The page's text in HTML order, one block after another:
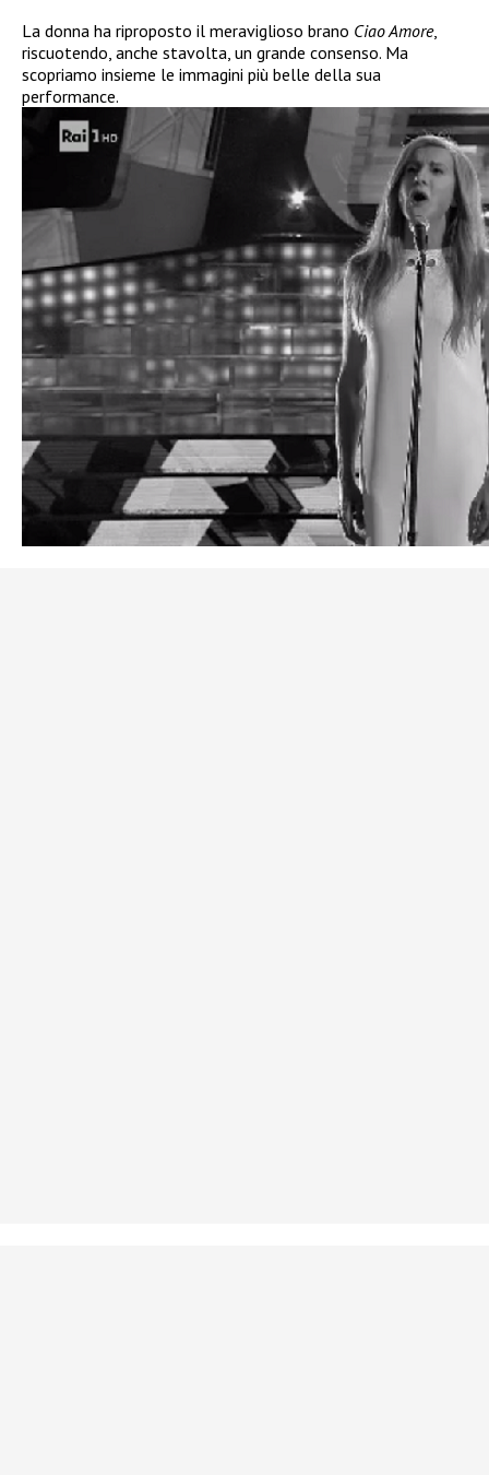
La donna ha riproposto il meraviglioso brano Ciao Amore,
riscuotendo, anche stavolta, un grande consenso. Ma
scopriamo insieme le immagini più belle della sua
performance.